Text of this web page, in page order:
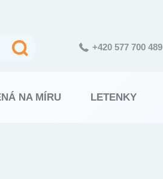
NA MÍRU LETENKY
+420 577 700 489